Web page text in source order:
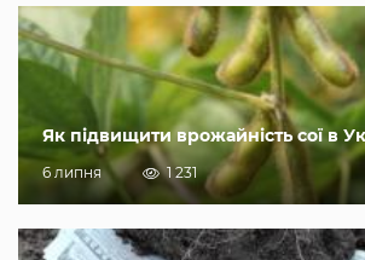
Як підвищити врожайність сої в
6 липня 1 231